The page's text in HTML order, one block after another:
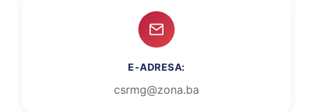
E-ADRESA:
csrmg@zona.ba